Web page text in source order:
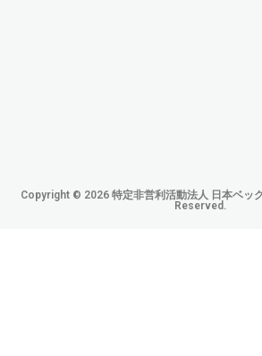
Copyright © 2026 特定非営利活動法人 日本ベッ
Reserved.